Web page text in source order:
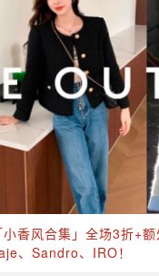
香风合集」全场3折+
、Sandro、IRO！